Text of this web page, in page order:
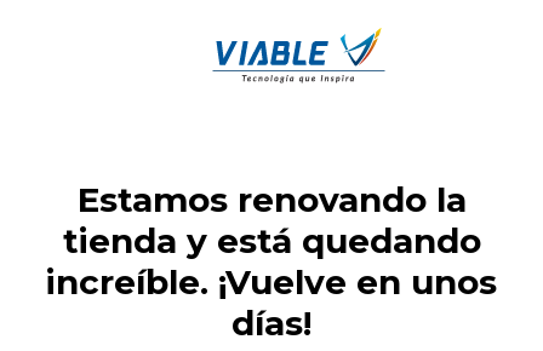
Estamos renovando la
tienda y está quedando
increíble. ¡Vuelve en unos
días!